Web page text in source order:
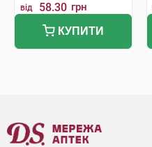
від 58.30 грн
КУПИТИ